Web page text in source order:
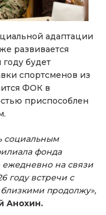
адаптации
развивается
будет
спортсменов из
ФОК в
приспособлен
социальным
фонда
ежедневно на связи
году встречи с
продолжу»,
Анохин.